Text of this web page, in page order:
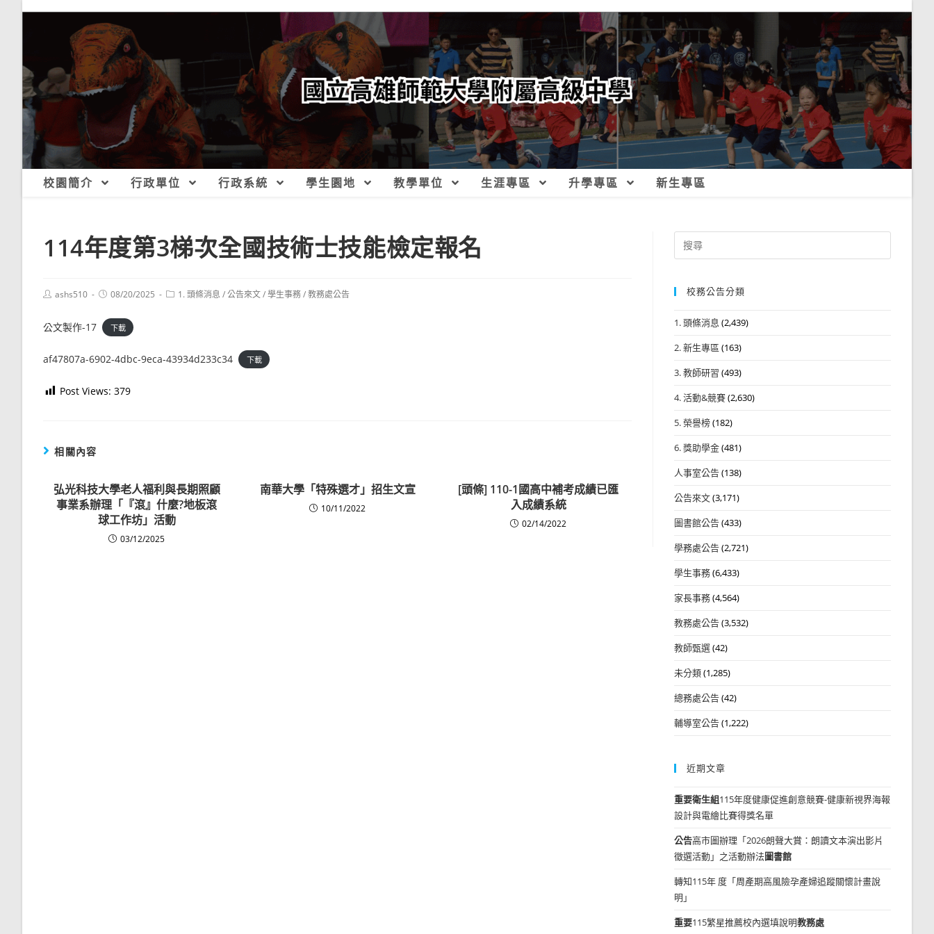
校園簡介 行政單位 行政系統 學生園地 教學單位 生涯專區 升學專區 新生專區
114年度第3梯次全國技術士技能檢定報名
Postashs510
Post08/20/2025
Post1. 頭條消息 /公告來文/學生事務/教務處公告
公文製作-17 下載
af47807a-6902-4dbc-9eca-43934d233c34 下載
Post Views: 379
相關內容
弘光科技大學老人福利與長期照顧
事業系辦理「『滾』什麼?地板滾
球工作坊」活動
03/12/2025
南華大學「特殊選才」招生文宣
10/11/2022
[頭條] 110-1國高中補考成績已匯
入成績系統
02/14/2022
Search
for:
校務公告分類
1. 頭條消息 (2,439)
2. 新生專區 (163)
3. 教師研習 (493)
4. 活動&競賽(2,630)
5. 榮譽榜(182)
6. 獎助學金(481)
人事室公告(138)
公告來文(3,171)
圖書館公告(433)
學務處公告(2,721)
學生事務(6,433)
家長事務(4,564)
教務處公告(3,532)
教師甄選(42)
未分類(1,285)
總務處公告(42)
輔導室公告(1,222)
近期文章
重要衛生組115年度健康促進創意競賽-健康新視界海報
設計與電繪比賽得獎名單
公告高市圖辦理「2026朗聲大賞：朗讀文本演出影片
徵選活動」之活動辦法圖書館
轉知115年 度「周產期高風險孕產婦追蹤關懷計畫說
明」
重要115繁星推薦校內選填說明教務處